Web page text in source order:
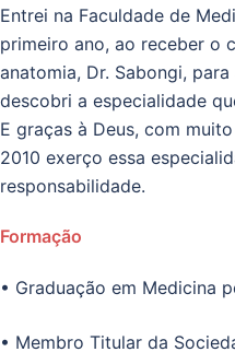
Entrei na Faculdade de
primeiro ano, ao receber o
anatomia, Dr. Sabongi,
descobri a especialidade
E graças à Deus, com
2010 exerço essa
responsabilidade.
Formação
• Graduação em Medicina
• Membro Titular da